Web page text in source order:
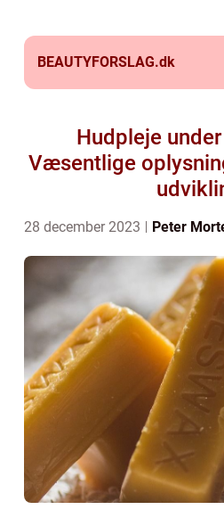
BEAUTYFORSLAG.dk
Hudpleje
Væsentlige
28 december 2023 Peter